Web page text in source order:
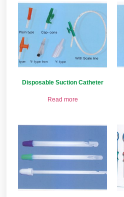
Disposable Suction Catheter
Read more